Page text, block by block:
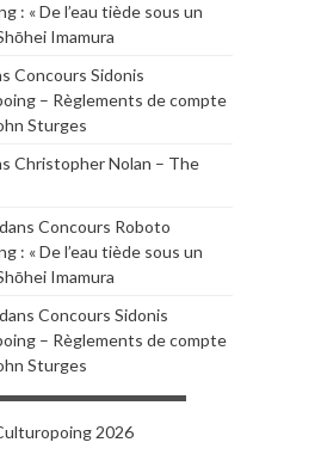
: « De l’eau tiède sous un
Imamura
Concours Sidonis
– Règlements de compte
Sturges
Christopher Nolan – The
dans Concours Roboto
: « De l’eau tiède sous un
Imamura
dans Concours Sidonis
– Règlements de compte
Sturges
2026